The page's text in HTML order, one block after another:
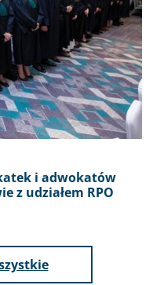
i adwokatów
z udziałem RPO
aktualności